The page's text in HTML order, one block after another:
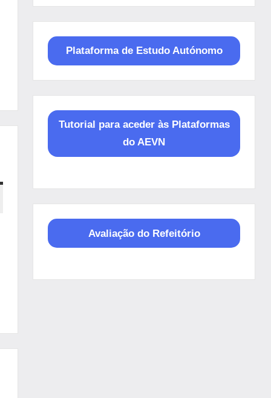
Plataforma de Estudo Autónomo
Tutorial para aceder às Plataformas
do AEVN
Avaliação do Refeitório